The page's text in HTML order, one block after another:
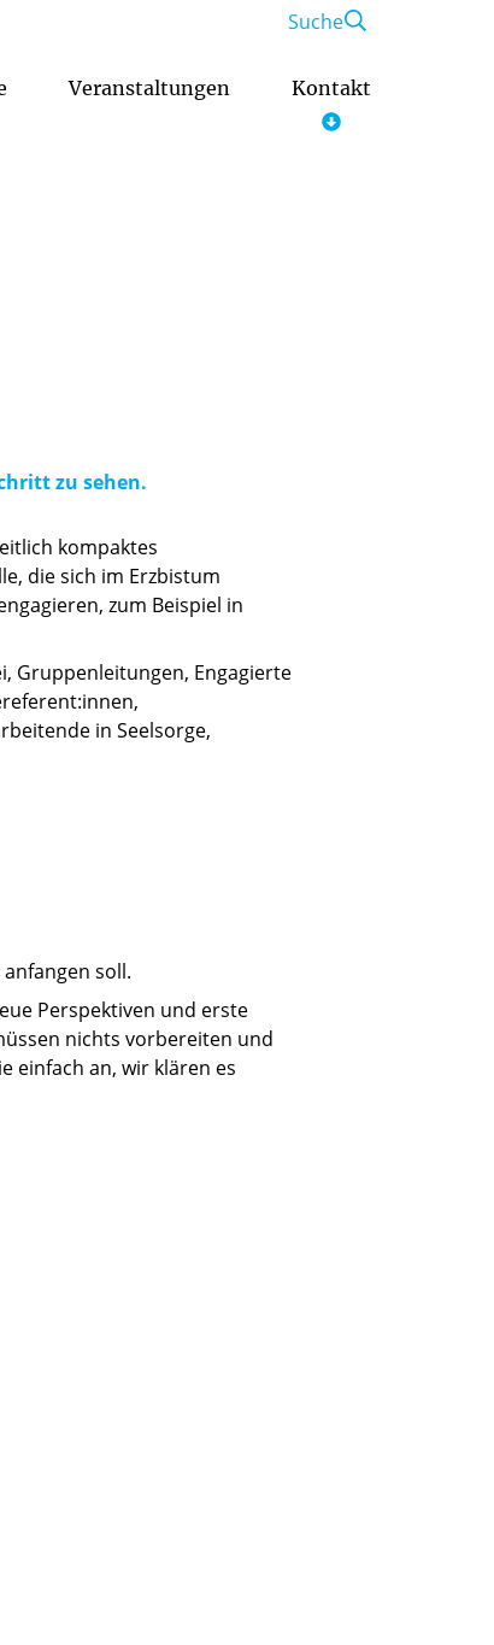
Veranstaltungen Kontakt
Suche
zu sehen.
kompaktes
die sich im Erzbistum
zum Beispiel in
Gruppenleitungen, Engagierte
in Seelsorge,
soll.
Perspektiven und erste
nichts vorbereiten und
einfach an, wir klären es